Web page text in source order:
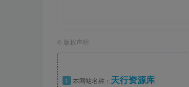
© 版权声明
1 本网站名称： 天行资源库